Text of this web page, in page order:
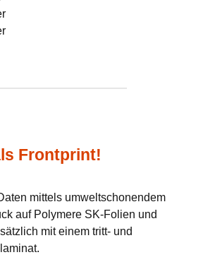
Frontprint!
mittels umweltschonendem
auf Polymere SK-Folien und
mit einem tritt- und